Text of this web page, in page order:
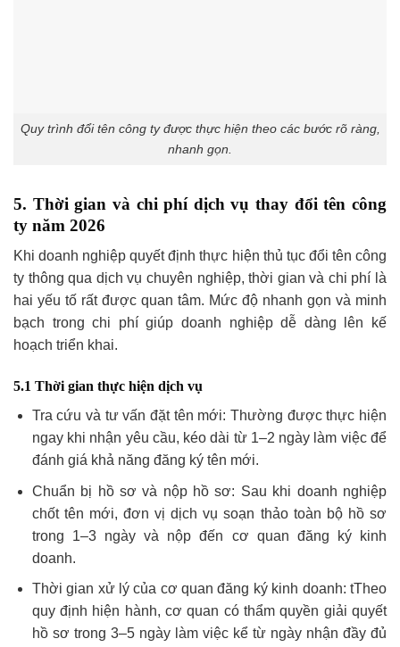
Quy trình đổi tên công ty được thực hiện theo các bước rõ ràng,
nhanh gọn.
5. Thời gian và chi phí dịch vụ thay đổi tên công
ty năm 2026
Khi doanh nghiệp quyết định thực hiện thủ tục đổi tên công
ty thông qua dịch vụ chuyên nghiệp, thời gian và chi phí là
hai yếu tố rất được quan tâm. Mức độ nhanh gọn và minh
bạch trong chi phí giúp doanh nghiệp dễ dàng lên kế
hoạch triển khai.
5.1 Thời gian thực hiện dịch vụ
Tra cứu và tư vấn đặt tên mới: Thường được thực hiện
ngay khi nhận yêu cầu, kéo dài từ 1–2 ngày làm việc để
đánh giá khả năng đăng ký tên mới.
Chuẩn bị hồ sơ và nộp hồ sơ: Sau khi doanh nghiệp
chốt tên mới, đơn vị dịch vụ soạn thảo toàn bộ hồ sơ
trong 1–3 ngày và nộp đến cơ quan đăng ký kinh
doanh.
Thời gian xử lý của cơ quan đăng ký kinh doanh: tTheo
quy định hiện hành, cơ quan có thẩm quyền giải quyết
hồ sơ trong 3–5 ngày làm việc kể từ ngày nhận đầy đủ